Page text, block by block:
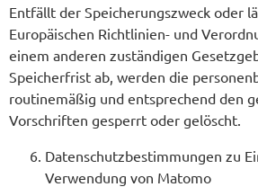
Entfällt der Speicherungszweck oder
Europäischen Richtlinien- und
einem anderen zuständigen
Speicherfrist ab, werden die
routinemäßig und entsprechend den
Vorschriften gesperrt oder gelöscht.
Datenschutzbestimmungen zu
Verwendung von Matomo